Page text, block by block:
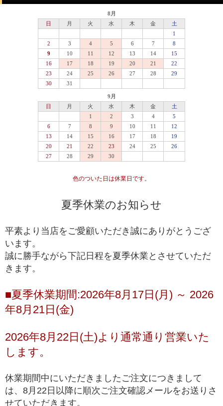
セミプレミアムをベースに可能な限りビーズを入れ
替えていき、各ビーズの品質ムラを無した、最も完
成度(統一感)の高い傑作ブレスレット
セミプレミアム
最高品質をベースにビーズを入れ替えていき、各ビ
ーズの品質水準が最も高いプレミアムビーズのみで
組み上げた、完成度(統一感)の高いブレスレット
専門工場で3％程度しか組み上げることができない、
入手が極めて難しいブレスレット
一般に流通していないライン
国内でトップクオリティ *1として販売されているライ
きるブレスレット
入門モデル
ルチルクォーツが初めての方や、低価格でも品質の
※上記の階級は、主に産出量の最も多いゴールドルチルクォーツを対象に適
用している基準となります。ビーズへの加工が少ない希少な色味の種類にお
チルクォーツと同じ基準値で品質を測ることが難しく、高品質以上の品質階
級を基本的に定めておりません。
*1 トップクオリティは、品質が最も高いという意味で一般に用いられ、最
色のついた日は休業日です。
夏季休業のお知らせ
平素より当店をご愛顧いただき誠にありがとうござ
います。
誠に勝手ながら下記日程を夏季休業とさせていただ
きます。
■夏季休業期間:2026年8月17日(月) ～ 2026
年8月21日(金)
2026年8月22日(土)より通常通り営業いた
します。
休業期間中にいただきましたご注文につきまして
は、8月22日以降に順次ご注文確認メールをお送りさ
せていただきます。